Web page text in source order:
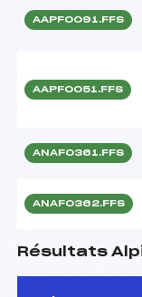
AAPF0091.FFS
AAPF0051.FFS
ANAF0361.FFS
ANAF0362.FFS
Résultats